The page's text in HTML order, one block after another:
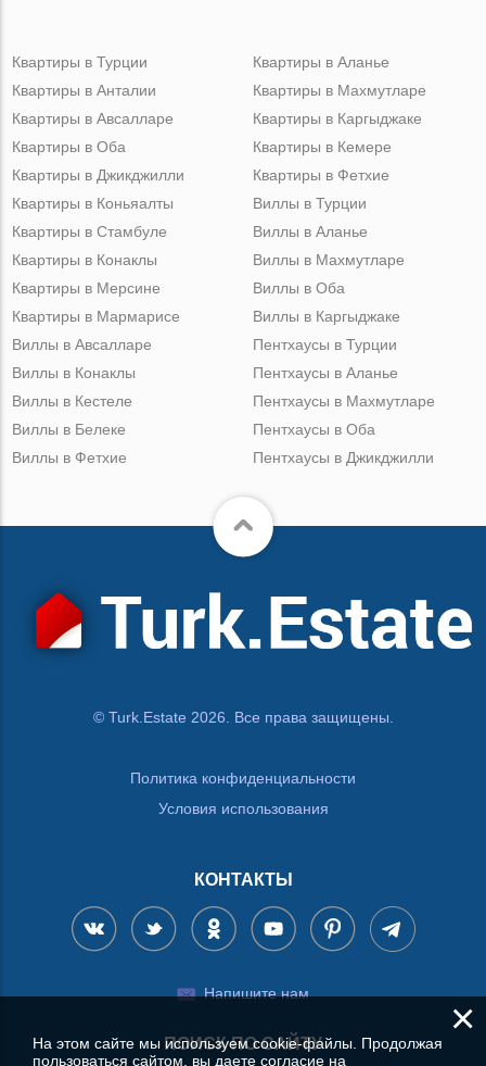
Квартиры в Турции
Квартиры в Анталии
Квартиры в Авсалларе
Квартиры в Оба
Квартиры в Джикджилли
Квартиры в Аланье
Квартиры в Махмутларе
Квартиры в Каргыджаке
Квартиры в Кемере
Квартиры в Фетхие
Квартиры в Коньяалты
Квартиры в Стамбуле
Квартиры в Конаклы
Квартиры в Мерсине
Квартиры в Мармарисе
Виллы в Турции
Виллы в Аланье
Виллы в Махмутларе
Виллы в Оба
Виллы в Каргыджаке
Виллы в Авсалларе
Виллы в Конаклы
Виллы в Кестеле
Виллы в Белеке
Виллы в Фетхие
Пентхаусы в Турции
Пентхаусы в Аланье
Пентхаусы в Махмутларе
Пентхаусы в Оба
Пентхаусы в Джикджилли
© Turk.Estate 2026. Все права защищены.
Политика конфиденциальности
Условия использования
КОНТАКТЫ
Напишите нам
ПОИСК ПО САЙТУ
×
На этом сайте мы используем cookie-файлы. Продолжая
пользоваться сайтом, вы даете согласие на